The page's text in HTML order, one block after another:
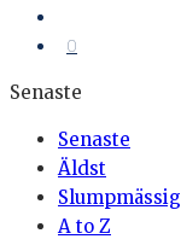
0
Senaste
Senaste
Äldst
Slumpmässig
A to Z